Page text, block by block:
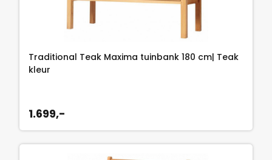
Traditional Teak Maxima tuinbank 180 cm| Teak
kleur
1.699,-